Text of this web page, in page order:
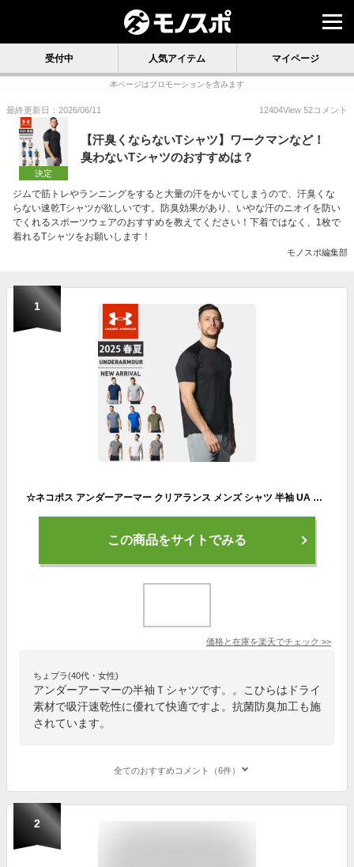
受付中 人気アイテム マイページ
本ページはプロモーションを含みます
最終更新日：2026/06/11 12404View 52コメント
決定
【汗臭くならないTシャツ】ワークマンなど！
臭わないTシャツのおすすめは？
ジムで筋トレやランニングをすると大量の汗をかいてしまうので、汗臭くな
らない速乾Tシャツが欲しいです。防臭効果があり、いやな汗のニオイを防い
でくれるスポーツウェアのおすすめを教えてください！下着ではなく、1枚で
着れるTシャツをお願いします！
モノスポ編集部
1
☆ネコポス アンダーアーマー クリアランス メンズ シャツ 半袖 UA テック ショートスリーブ Tシャツ ルーズ 吸汗速乾 抗菌防臭 ヒートギア トレーニング UNDER ARMOUR 1358553
この商品をサイトでみる
価格と在庫を楽天でチェック >>
ちょプラ(40代・女性)
アンダーアーマーの半袖Ｔシャツです。。こひらはドライ
素材で吸汗速乾性に優れて快適ですよ。抗菌防臭加工も施
されています。
全てのおすすめコメント（6件）
2